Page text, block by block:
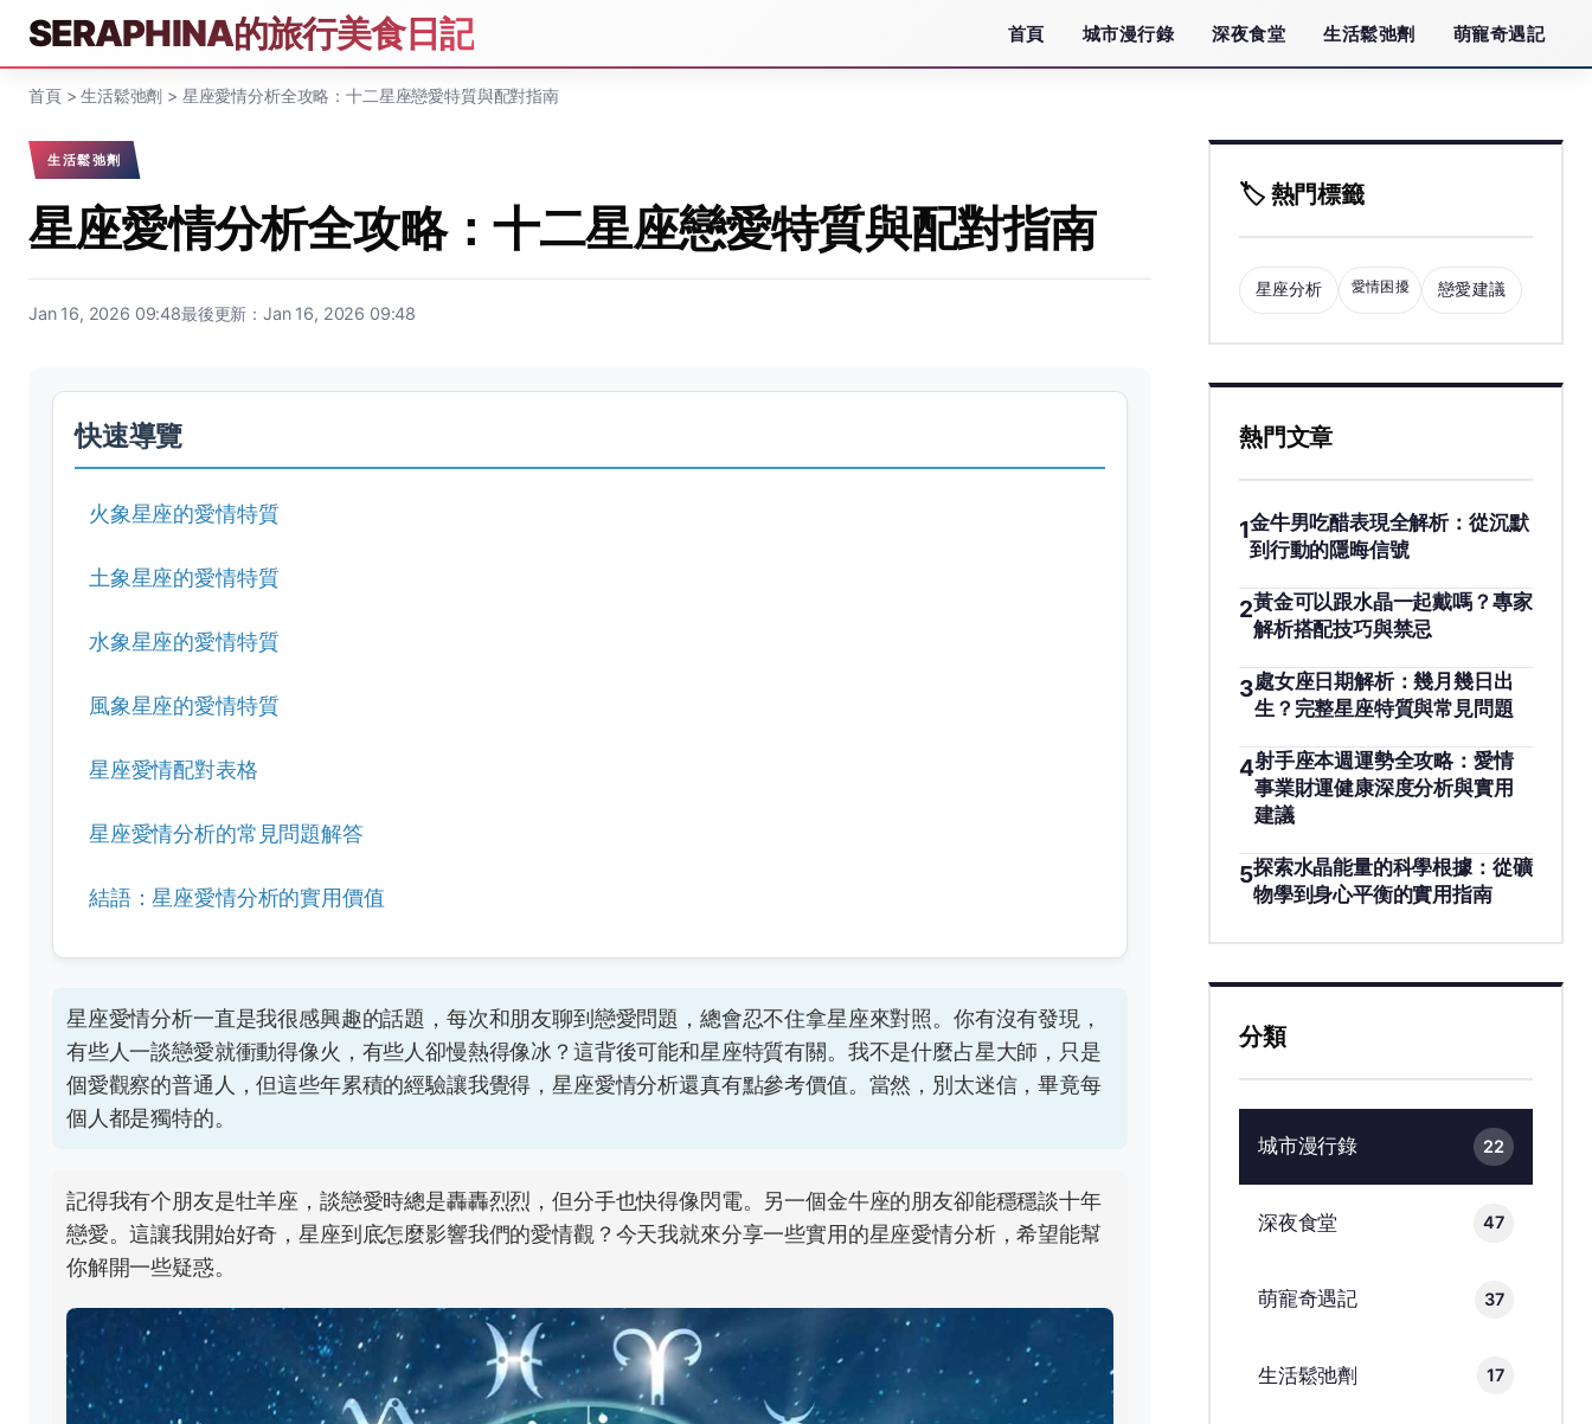
SERAPHINA的旅行美食日記 首頁 城市漫行錄 深夜食堂 生活鬆弛劑 萌寵奇遇記
首頁>生活鬆弛劑 > 星座愛情分析全攻略：十二星座戀愛特質與配對指南
生活鬆弛劑
星座愛情分析全攻略：十二星座戀愛特質與配對指南
Jan 16, 2026 09:48最後更新：Jan 16, 2026 09:48
快速導覽
火象星座的愛情特質
土象星座的愛情特質
水象星座的愛情特質
風象星座的愛情特質
星座愛情配對表格
星座愛情分析的常見問題解答
結語：星座愛情分析的實用價值
星座愛情分析一直是我很感興趣的話題，每次和朋友聊到戀愛問題，總會忍不住拿星座來對照。你有沒有發現，
有些人一談戀愛就衝動得像火，有些人卻慢熱得像冰？這背後可能和星座特質有關。我不是什麼占星大師，只是
個愛觀察的普通人，但這些年累積的經驗讓我覺得，星座愛情分析還真有點參考價值。當然，別太迷信，畢竟每
個人都是獨特的。
記得我有个朋友是牡羊座，談戀愛時總是轟轟烈烈，但分手也快得像閃電。另一個金牛座的朋友卻能穩穩談十年
戀愛。這讓我開始好奇，星座到底怎麼影響我們的愛情觀？今天我就來分享一些實用的星座愛情分析，希望能幫
你解開一些疑惑。
🏷️ 熱門標籤
星座分析 愛情困擾 戀愛建議
熱門文章
1金牛男吃醋表現全解析：從沉默
到行動的隱晦信號
2黃金可以跟水晶一起戴嗎？專家
解析搭配技巧與禁忌
3處女座日期解析：幾月幾日出
生？完整星座特質與常見問題
4射手座本週運勢全攻略：愛情
事業財運健康深度分析與實用
建議
5探索水晶能量的科學根據：從礦
物學到身心平衡的實用指南
分類
城市漫行錄 22
深夜食堂 47
萌寵奇遇記 37
生活鬆弛劑 17